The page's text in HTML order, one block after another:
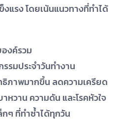
แรง โดยเน้นแนวทางที่ทำได้
งค์รวม
รมประจำวันทำงาน
ภาพมากขึ้น ลดความเครียด
หวาน ความดัน และโรคหัวใจ
ๆ ที่ทำซ้ำได้ทุกวัน